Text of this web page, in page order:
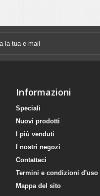
Informazioni
Speciali
Nuovi prodotti
I più venduti
I nostri negozi
Contattaci
Termini e condizioni d'uso
Mappa del sito